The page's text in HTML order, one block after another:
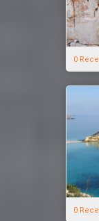
0
0